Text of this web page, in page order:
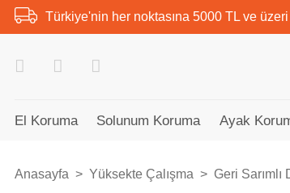
Türkiye'nin her noktasına 5000 TL ve
El Koruma Solunum Koruma Ayak
Anasayfa Yüksekte Çalışma Geri